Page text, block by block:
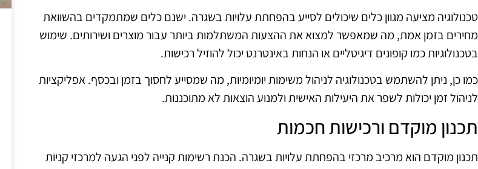
טכנולוגיה מציעה מגוון כלים שיכולים לסייע בהפחתת עלויות בשגרה. ישנם כלים שמתמקדים בהשוואת
מחירים בזמן אמת, מה שמאפשר למצוא את ההצעות המשתלמות ביותר עבור מוצרים ושירותים. שימוש
בטכנולוגיות כמו קופונים דיגיטליים או הנחות באינטרנט יכול להוזיל רכישות.
כמו כן, ניתן להשתמש בטכנולוגיה לניהול משימות יומיומיות, מה שמסייע לחסוך בזמן ובכסף. אפליקציות
לניהול זמן יכולות לשפר את היעילות האישית ולמנוע הוצאות לא מתוכננות.
תכנון מוקדם ורכישות חכמות
תכנון מוקדם הוא מרכיב מרכזי בהפחתת עלויות בשגרה. הכנת רשימות קנייה לפני הגעה למרכזי קניות